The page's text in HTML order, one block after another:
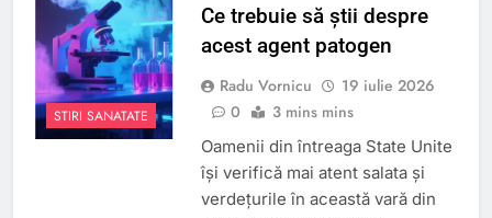
STIRI SANATATE
Ce trebuie să știi despre
acest agent patogen
Radu Vornicu
19 iulie 2026
0
3 mins mins
Oamenii din întreaga State Unite
își verifică mai atent salata și
verdețurile în această vară din